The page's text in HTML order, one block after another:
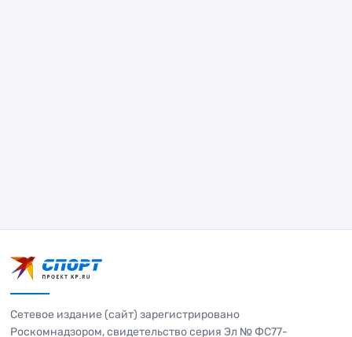
Сетевое издание (сайт) зарегистрировано
Роскомнадзором, свидетельство серия Эл № ФС77-